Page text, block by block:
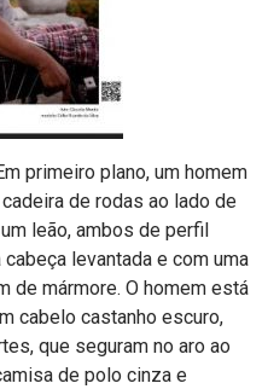
primeiro plano, um homem
de rodas ao lado de
leão, ambos de perfil
levantada e com uma
de mármore. O homem está
cabelo castanho escuro,
que seguram no aro ao
de polo cinza e